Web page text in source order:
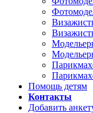
Помощь детям
Контакты
Добавить